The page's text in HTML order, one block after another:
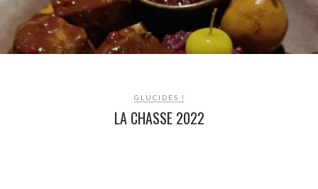
GLUCIDES !
LA CHASSE 2022